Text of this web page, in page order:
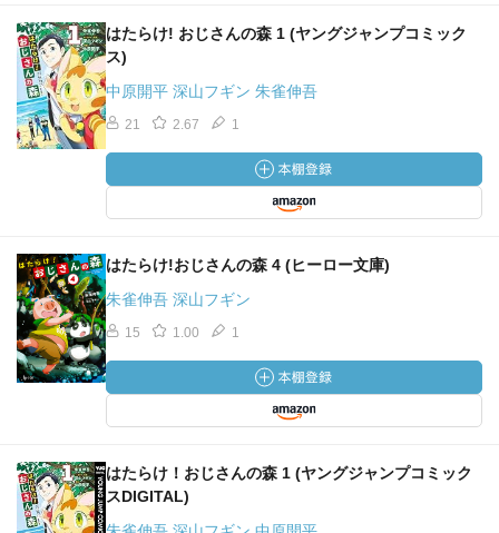
はたらけ! おじさんの森 1 (ヤングジャンプコミック
ス)
中原開平 深山フギン 朱雀伸吾
21 2.67 1
はたらけ!おじさんの森 4 (ヒーロー文庫)
朱雀伸吾 深山フギン
15 1.00 1
はたらけ！おじさんの森 1 (ヤングジャンプコミック
スDIGITAL)